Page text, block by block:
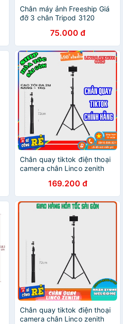
Chân máy ảnh Freeship Giá
đỡ 3 chân Tripod 3120
75.000 đ
Chân quay tiktok điện thoại
camera chân Linco zenith
169.200 đ
Chân quay tiktok điện thoại
camera chân Linco zenith